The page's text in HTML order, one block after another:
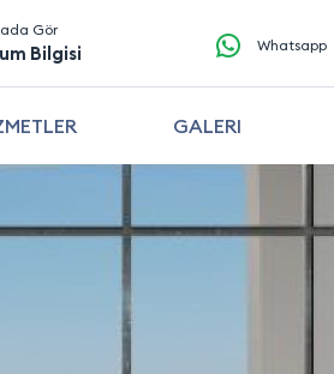
Gör
Bilgisi Whatsapp
GALERI